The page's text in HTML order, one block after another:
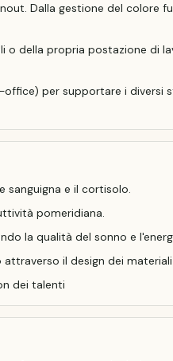
Dalla gestione del colore
o della propria postazione di
per supportare i diversi
sanguigna e il cortisolo.
pomeridiana.
la qualità del sonno e
il design dei
dei talenti